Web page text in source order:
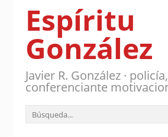
Espíritu
González
Javier R. González ·
conferenciante